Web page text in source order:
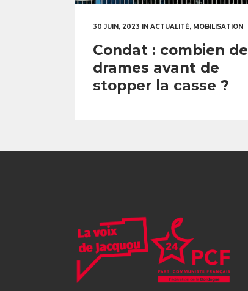
30 JUIN, 2023 IN ACTUALITÉ, MOBILISATION
Condat : combien de
drames avant de
stopper la casse ?